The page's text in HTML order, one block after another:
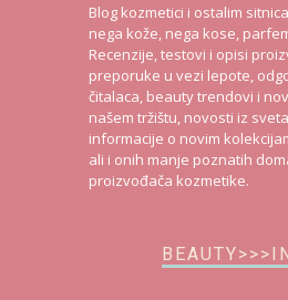
Blog kozmetici i ostalim
nega kože, nega kose,
Recenzije, testovi i opisi
preporuke u vezi lepote,
čitalaca, beauty trendovi i
našem tržištu, novosti iz
informacije o novim
ali i onih manje poznatih
proizvođača kozmetike.